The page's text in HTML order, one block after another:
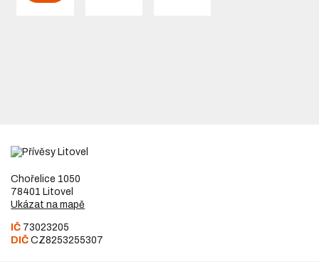
Chořelice 1050
78401 Litovel
Ukázat na mapě
IČ 73023205
DIČ CZ8253255307